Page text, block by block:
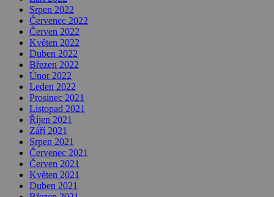
Srpen 2022
Červenec 2022
Červen 2022
Květen 2022
Duben 2022
Březen 2022
Únor 2022
Leden 2022
Prosinec 2021
Listopad 2021
Říjen 2021
Září 2021
Srpen 2021
Červenec 2021
Červen 2021
Květen 2021
Duben 2021